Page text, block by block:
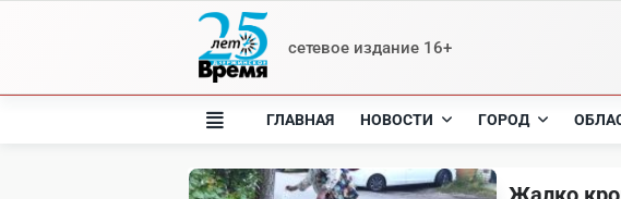
сетевое издание 16+
ГЛАВНАЯ НОВОСТИ ГОРОД